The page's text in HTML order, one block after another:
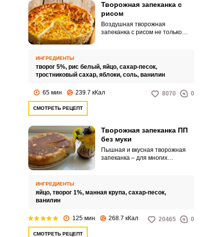
Творожная запеканка с
рисом
Воздушная творожная
запеканка с рисом не только
карамельным оформлением.
Удачное сочетание нежного
творога, сладких яблок и
откроют для вас новый вкус
ИНГРЕДИЕНТЫ
творог 5%, рис белый, яйцо, сахар-песок,
тростниковый сахар, яблоки, соль, ванилин
65 мин 239.7 кКал 8070 0
СМОТРЕТЬ РЕЦЕПТ
Творожная запеканка ПП
без муки
Пышная и вкусная творожная
запеканка – для многих
диетического меню, ведь мы
готовим ее без муки.
ИНГРЕДИЕНТЫ
яйцо, творог 1%, манная крупа, сахар-песок,
ванилин
125 мин 268.7 кКал 20465 0
СМОТРЕТЬ РЕЦЕПТ